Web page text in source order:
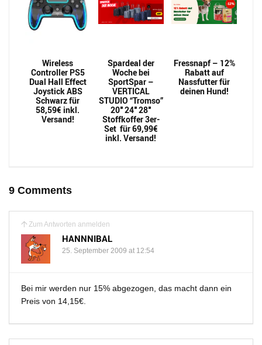
Wireless
Controller PS5
Dual Hall Effect
Joystick ABS
Schwarz für
58,59€ inkl.
Versand!
Spardeal der
Woche bei
SportSpar –
VERTICAL
STUDIO “Tromso”
20″ 24″ 28″
Stoffkoffer 3er-
Set für 69,99€
inkl. Versand!
Fressnapf – 12%
Rabatt auf
Nassfutter für
deinen Hund!
9 Comments
Zum Antworten anmelden
HANNNIBAL
25. September 2009 at 12:54
Bei mir werden nur 15% abgezogen, das macht dann ein
Preis von 14,15€.